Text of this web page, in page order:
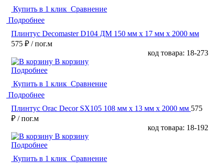
Купить в 1 клик Сравнение
Подробнее
Плинтус Decomaster D104 ДМ 150 мм х 17 мм х 2000 мм
575 ₽ / пог.м
код товара: 18-273
В корзину
Подробнее
Купить в 1 клик Сравнение
Подробнее
Плинтус Orac Decor SX105 108 мм х 13 мм х 2000 мм 575
₽ / пог.м
код товара: 18-192
В корзину
Подробнее
Купить в 1 клик Сравнение